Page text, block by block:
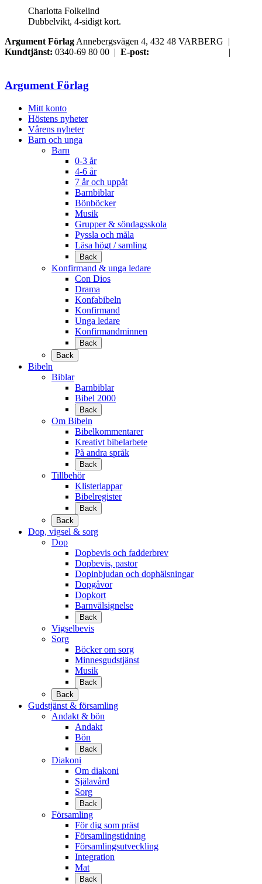
Charlotta Folkelind
Dubbelvikt, 4-sidigt kort.
Argument Förlag Annebergsvägen 4, 432 48 VARBERG |
Kundtjänst: 0340-69 80 00 | E-post:
|
Argument Förlag
Mitt konto
Höstens nyheter
Vårens nyheter
Barn och unga
Barn
0-3 år
4-6 år
7 år och uppåt
Barnbiblar
Bönböcker
Musik
Grupper & söndagsskola
Pyssla och måla
Läsa högt / samling
Back
Konfirmand & unga ledare
Con Dios
Drama
Konfabibeln
Konfirmand
Unga ledare
Konfirmandminnen
Back
Back
Bibeln
Biblar
Barnbiblar
Bibel 2000
Back
Om Bibeln
Bibelkommentarer
Kreativt bibelarbete
På andra språk
Back
Tillbehör
Klisterlappar
Bibelregister
Back
Back
Dop, vigsel & sorg
Dop
Dopbevis och fadderbrev
Dopbevis, pastor
Dopinbjudan och dophälsningar
Dopgåvor
Dopkort
Barnvälsignelse
Back
Vigselbevis
Sorg
Böcker om sorg
Minnesgudstjänst
Musik
Back
Back
Gudstjänst & församling
Andakt & bön
Andakt
Bön
Back
Diakoni
Om diakoni
Själavård
Sorg
Back
Församling
För dig som präst
Församlingstidning
Församlingsutveckling
Integration
Mat
Back